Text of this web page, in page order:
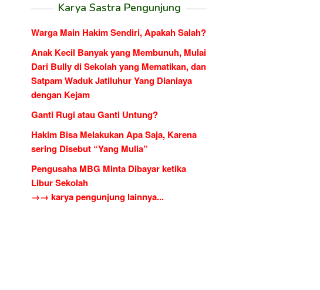
Karya Sastra Pengunjung
Warga Main Hakim Sendiri, Apakah Salah?
Anak Kecil Banyak yang Membunuh, Mulai
Dari Bully di Sekolah yang Mematikan, dan
Satpam Waduk Jatiluhur Yang Dianiaya
dengan Kejam
Ganti Rugi atau Ganti Untung?
Hakim Bisa Melakukan Apa Saja, Karena
sering Disebut “Yang Mulia”
Pengusaha MBG Minta Dibayar ketika
Libur Sekolah
→→ karya pengunjung lainnya...